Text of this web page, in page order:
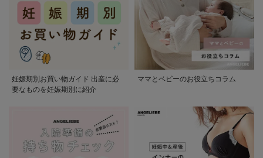
妊娠期別お買い物ガイド 出産に必
要なものを妊娠期別に紹介
ママとベビーのお役立ちコラム